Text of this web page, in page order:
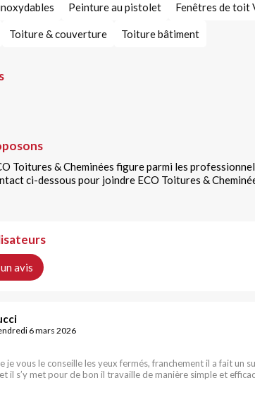
Peinture au pistolet Fenêtres de toit
Toiture & couverture Toiture bâtiment
Toitures & Cheminées figure parmi les
ci-dessous pour joindre ECO Toitures &
avis
6 mars 2026
je vous le conseille les yeux fermés, franchement il a fait un
il s’y met pour de bon il travaille de manière simple et